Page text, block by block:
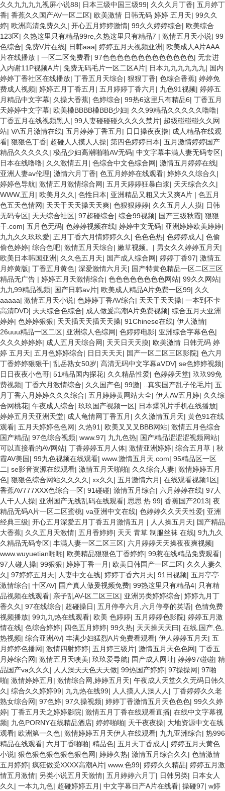
久久九九九九视屏小说88| 日本三级中国三级99| 久久久月丁香| 五月婷丁
香| 香蕉久久国产AV一区二区| 欧美激情 日韩无码 婷婷 五月天| 99久久
婷| 欧洲高清免费久久 | 开心五月婷婷激情| 99久久婷婷综合| 欧美综合
123区| 久热这里只有精品99re,久热这里只有精品7 | 激情五月天小说| 99
色综合| 免费V片在线| 日韩aaa| 婷婷五月天视频亚洲| 欧美成人A片AAA
片在线播放 | 一区二区免费看| 97色色色色色色色色色色色色色| 无套进
入内谢11P视频A片| 免费无码毛片一区二区A片| 日本九九九九九九| 国内
婷婷丁香社区在线播放| 丁香五月天综合| 狠狠丁香| 色综合香蕉| 婷婷免
费成人视频| 婷婷五月丁香五月 | 五月婷婷丁香六月 | 九色91视频| 婷婷五
月精品中文字幕| 久操大香蕉| 色婷综合| 99热6这里只有精品6| 丁香五月
天婷婷中文字幕| 欧美槡BBBB槡BBB少妇| 久久99精品久久久久久噜噜|
丁香五月在线视频黑人 | 99人妻碰碰碰久久久久禁片| 超级碰碰碰久久网
站| VA五月激情在线| 五月婷婷丁香五月 | 日日操夜夜擼| 成人精品在线观
看| 狠狠色丁香| 超碰人人摸人人操| 第四色婷婷日本| 五月激情婷婷国产
精品久久久久久 | 极品少妇高潮啪啪AV无码| 中文字幕丰满人妻无码专区|
日本在线噜噜| 久久激情五月 | 色综合中文色综合网| 激情五月婷婷在线|
亚洲人妻av伦理| 激情六月丁香| 色五月婷婷在线观看| 婷婷久久综合久 |
婷婷色导航| 激情五月激情综合网| 五月天婷婷狂暴白浆| 天天综合久久 |
WWW,五月 | 欧美月久久 | 色性日本| 亚洲精品又粗又大又爽A片 | 色五月
色五天色情网| 天天干天天操天天爽| 色狠狠婷婷| 久久五月人人摸| 日韩
无码专区| 天天综合社区| 97超碰综合| 综合99视频| 国产三级秋霞| 狠狠
干.com| 五月色无码| 色婷婷视频在线| 婷婷中文无码| 亚洲婷婷欧美婷婷|
九九久久玖玖爱| 五月丁香六月情婷婷久久 | 色色色热| 色婷婷成人 | 色偷
偷色婷婷| 综合色吧| 激情五月天综合| 嫩草视频。 | 男女久久婷婷五月天|
欧美日本韩国亚洲| 久久色五月天| 国产成人综合网| 婷婷丁香97| 激情五
月婷黄版| 丁香五月黄色| 深爱激情六月天| 国产特黄色精品一区二区三区
精品无广告 | 婷婷五月天激情综合| 色色色色色色色色网站| 99久久网站|
九九99精品视频| 国产日韩av片| 欧美成人精品A片免费一区99| 久久
aaaaa| 激情五月天小说| 色婷婷丁香AV综合| 天天干天天操| 一本到不卡
高清DVD| 天天综合色综合| 成人做爰高潮A片免费视频| 综合五月天亚洲
婷婷| 色婷婷狠狠| 天天插天天插天天操| 91Chinese在线| 伊人激情|
26uuu精品一区二区| 亚洲综人色综网| 色婷婷电影| 亚洲综合字幕色色|
久久久婷婷婷| 成人五月天综合网| 天天日天天摸| 欧美激情 日韩无码 婷
婷 五月天| 五月色婷婷综合| 日日天天天| 国产一区二区三区影院| 色六月
丁香婷婷狠狠干| 乱岳熟女50岁| 高清无码中文字幕aVDV| se色婷婷视频|
日日夜夜小色哥| 51精品国内探花| 久久精品性爱| 色婷婷天堂| 玖玖99免
费视频| 丁香六月激情综合| 久久国产色| 99激| ..真实国产乱子伦毛片| 五
月丁香六月婷婷久久久综合| 五月婷婷黄网站大全| 伊人AV五月婷| 久久综
合网桃花| 午夜成人综合| 玖玖国产视频一区| 日本爆乳片手机在线播放|
婷婷五月天亚洲天堂| 成人龟情网丁香五月 | 久久激情五月天| 黄色91在线
观看| 五月天婷婷色色网| 久热91 | 欧美叉叉叉BBB网站| 激情五月色综合
国产精品| 97色综合视频| www.97| 九九色热| 国产精品涩涩涩视频网站|
可以直接看的AV网站| 丁香婷婷五月人体| 激情亚洲婷婷| 综合五月草 | 秋
霞AV美国| 99九色视频在线观看| www.激情五月天.com| 95精品区一区
二| se影音资源在线观看| 激情五月天啪啪| 久久综合人妻| 激情婷婷五月
色| 狠狠色综合网站久久久久 | xx久久 | 五月激情六月 | 在线观看视频1区|
香蕉AV777XXX色综合一区| 91碰碰| 激情五月综合| 六月婷婷在线| 97人
人干人人操| 亚洲国产无线乱码在线观看| 思思 热 99| 香蕉国产2013| 夜
精品无码A片一区二区蜜桃| va亚洲中文在线| 色婷婷久久天天性爱| 亚洲
经典三级| 开心五月深爱五月丁香五月激情五月 | 人人操五月天| 国产精品
大香蕉| 久久五月天激情| 五月香婷婷| 天天 青草 制服丝袜 在线| 9九九久
久精品无码专区| 丰满人妻一区二区三区| 六月婷婷天天操夜夜爽视频|
www.wuyuetian啪啪| 欧美精品狠狠色丁香婷婷| 99惹在线精品免费观看|
97人碰人操| 99狠狠| 婷婷丁香一月 | 欧美日韩国产一区二区| 久久人妻久
久 | 97婷婷五月天| 人妻中文在线| 婷婷丁香六月天| 91日视频| 五月亭亭
激情综合| 十区AV| 国产真人做爰视频免费| 99热这里只有精品4| 只有精
品视频在线观看| 亲子乱AV-区二区三区| 亚洲另类婷婷综合| 婷婷九月丁
香久久 | 97在线综合| 超碰操日| 五月停亭六月,六月停亭的英语| 色情免费
视频播放| 99九九热在线观看| 欧美 色婷婷| 五月婷婷色影院| 婷婷五月激
情在线| 色综合婷婷| 四色五月婷婷| 99久热| 天天操天天曰| 在线,国产,色,
热视频| 综合亚洲AV| 丰满少妇猛烈A片免费看观看| 伊人婷婷五月天| 五
月婷婷色播网| 激情四射婷婷| 五月婷三级片| 激情五月天色色网| 丁香五
月婷综合网| 激情五月天噢美| 玖玖爱导航| 国产成人网址| 婷婷97碰碰| 精
品国产va久久久 | 人人澡天天色天天做| 99热国产婷婷| 97操操网| 97啪
啪| 激情婷婷五月 | 激情综合网,婷婷五月天| 午夜成人天堂久久无码日韩久
久 | 综合久久婷婷99| 九九热在线99| 人人摸人人澡人人 | 丁香婷婷久久老
熟女综合网| 97色婷| 97久操视频| 婷婷丁香激情五月天色色色| 99久久婷
婷| 丁香五月天之婷婷影院| 激情五月丁香在线观看直播| 在线中文字幕视
频| 九色PORNY在线精品酒店| 婷婷啪啪| 天干夜夜操| 大地资源中文在线
观看| 欧洲第一久色| 激情婷婷五月天伊人在线观看| 九九亚洲综合| 热996
精品在线观看| 六月丁香啪啪| 精品色| 五月天丁香成人 | 婷婷五月天黄色
小说| 狠色狠色狠色狠色狠色网| 婷婷久热| 激情五月综合久久 | 色情激情
五月婷婷| 疯狂做受XXXX高潮A片| www.色99| 婷婷久久精品| 婷婷五月激
情五月激情| 另类小说五月天激情| 五月婷婷六月丁| 日韩另类| 日本女人
久久 | 一本九九色| 超碰婷婷五月 | 中文字幕日产A片在线看| 操碰97| w婷